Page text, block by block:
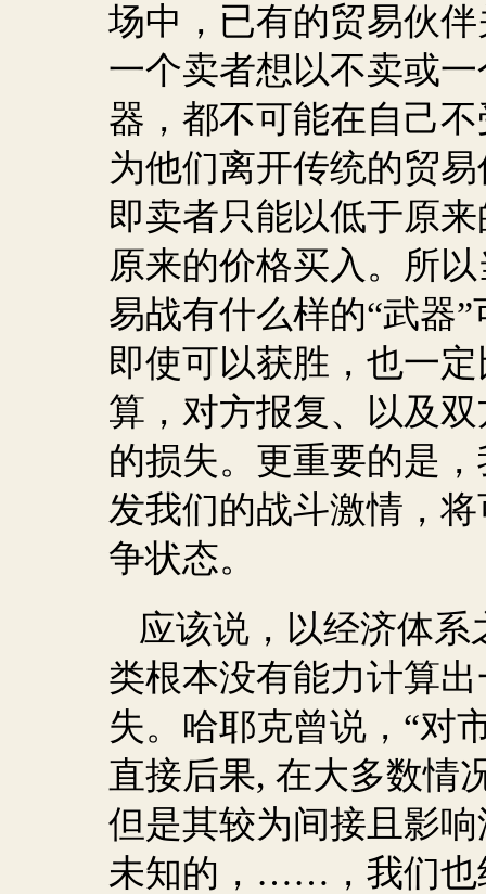
场中，已有的贸易伙
一个卖者想以不卖或
器，都不可能在自己
为他们离开传统的贸
即卖者只能以低于原
原来的价格买入。所
易战有什么样的“武器
即使可以获胜，也一
算，对方报复、以及
的损失。更重要的是
发我们的战斗激情，
争状态。
应该说，以经济体
类根本没有能力计算
失。哈耶克曾说，“对
直接后果, 在大多数情
但是其较为间接且影
未知的，……，我们也